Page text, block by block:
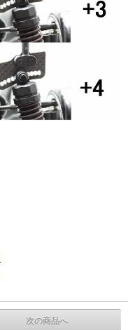
次の商品へ